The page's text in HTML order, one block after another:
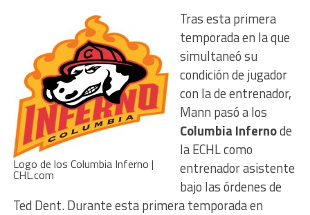
Logo de los Columbia Inferno |
CHL.com
Tras esta primera
temporada en la que
simultaneó su
condición de jugador
con la de entrenador,
Mann pasó a los
Columbia Infernode
la ECHL como
entrenador asistente
bajo las órdenes de
Ted Dent. Durante esta primera temporada en